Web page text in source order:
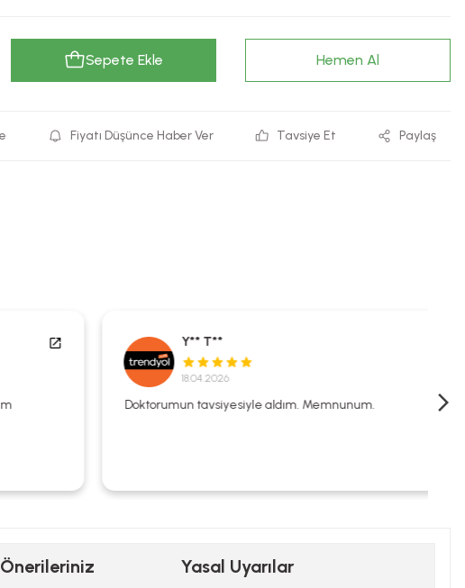
Sepete Ekle Hemen Al
Fiyatı Düşünce Haber Ver Tavsiye Et Paylaş
Y** T**
18.04.2026
Doktorumun tavsiyesiyle aldım. Memnunum.
Önerileriniz Yasal Uyarılar